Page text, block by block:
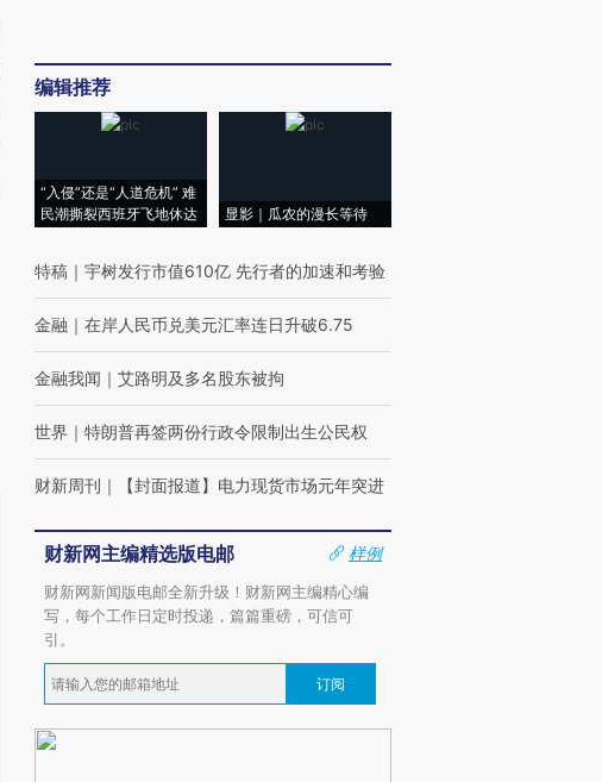
编辑推荐
“入侵”还是“人道危机” 难
民潮撕裂西班牙飞地休达
显影｜瓜农的漫长等待
特稿 ｜ 宇树发行市值610亿 先行者的加速和考验
金融 ｜ 在岸人民币兑美元汇率连日升破6.75
金融我闻 ｜ 艾路明及多名股东被拘
世界 ｜ 特朗普再签两份行政令限制出生公民权
财新周刊 ｜ 【封面报道】电力现货市场元年突进
财新网主编精选版电邮
样例
财新网新闻版电邮全新升级！财新网主编精心编
写，每个工作日定时投递，篇篇重磅，可信可
引。
订阅